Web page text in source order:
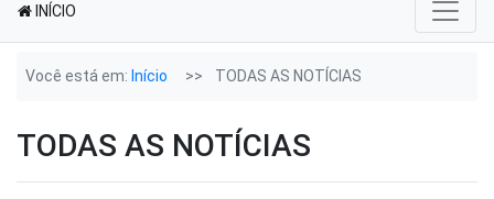
INÍCIO
Você está em: Início TODAS AS NOTÍCIAS
TODAS AS NOTÍCIAS